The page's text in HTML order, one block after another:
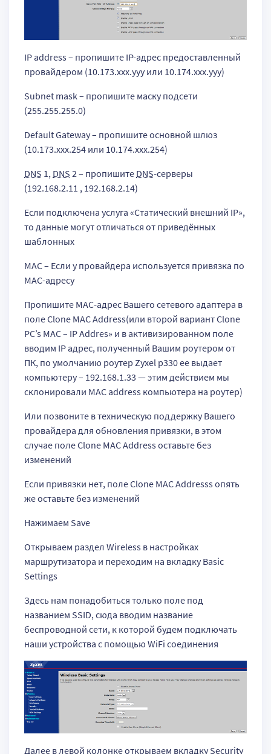
IP address – пропишите IP-адрес предоставленный
провайдером (10.173.xxx.yyy или 10.174.xxx.yyy)
Subnet mask – пропишите маску подсети
(255.255.255.0)
Default Gateway – пропишите основной шлюз
(10.173.xxx.254 или 10.174.xxx.254)
DNS 1, DNS 2 – пропишите DNS-серверы
(192.168.2.11 , 192.168.2.14)
Если подключена услуга «Статический внешний IP»,
то данные могут отличаться от приведённых
шаблонных
МАС – Если у провайдера используется привязка по
МАС-адресу
Пропишите МАС-адрес Вашего сетевого адаптера в
поле Clone MAC Address(или второй вариант Clone
PC’s MAC – IP Addres» и в активизированном поле
вводим IP адрес, полученный Вашим роутером от
ПК, по умолчанию роутер Zyxel p330 ee выдает
компьютеру – 192.168.1.33 — этим действием мы
склонировали MAC address компьютера на роутер)
Или позвоните в техническую поддержку Вашего
провайдера для обновления привязки, в этом
случае поле Clone MAC Address оставьте без
изменений
Если привязки нет, поле Clone MAC Addresss опять
же оставьте без изменений
Нажимаем Save
Открываем раздел Wireless в настройках
маршрутизатора и переходим на вкладку Basic
Settings
Здесь нам понадобиться только поле под
названием SSID, сюда вводим название
беспроводной сети, к которой будем подключать
наши устройства с помощью WiFi соединения
Далее в левой колонке открываем вкладку Security